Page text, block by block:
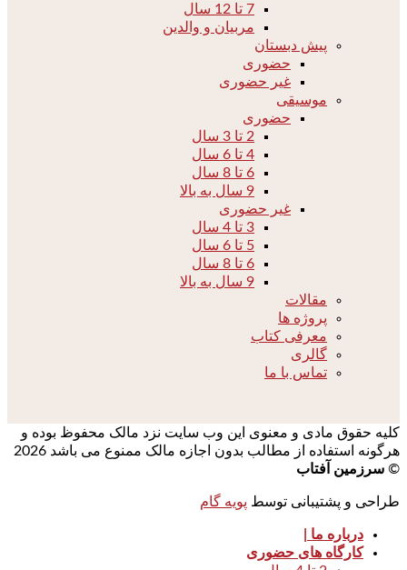
7 تا 12 سال
مربیان و والدین
پیش دبستان
حضوری
غیر حضوری
موسیقی
حضوری
2 تا 3 سال
4 تا 6 سال
6 تا 8 سال
9 سال به بالا
غیر حضوری
3 تا 4 سال
5 تا 6 سال
6 تا 8 سال
9 سال به بالا
مقالات
پروژه ها
معرفی کتاب
گالری
تماس با ما
کلیه حقوق مادی و معنوی این وب سایت نزد مالک محفوظ بوده و
هرگونه استفاده از مطالب بدون اجازه مالک ممنوع می باشد 2026
© سرزمین آفتاب
طراحی و پشتیبانی توسط پویه گام
درباره ما |
کارگاه های حضوری